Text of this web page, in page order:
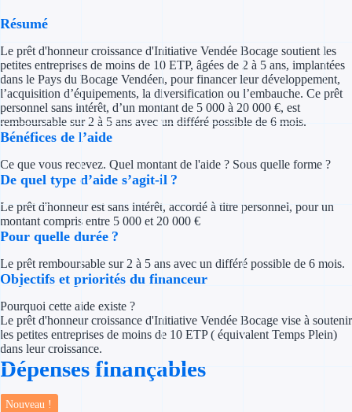
Aides sans
Subventions
Concours
Aides Fiscales et
Exonération
Résumé
Le prêt d'honneur croissance d'Initiative Vendée Bocage soutient les
petites entreprises de moins de 10 ETP, âgées de 2 à 5 ans, implantées
dans le Pays du Bocage Vendéen, pour financer leur développement,
l’acquisition d’équipements, la diversification ou l’embauche. Ce prêt
personnel sans intérêt, d’un montant de 5 000 à 20 000 €, est
remboursable sur 2 à 5 ans avec un différé possible de 6 mois.
Bénéfices de l’aide
Ce que vous recevez. Quel montant de l'aide ? Sous quelle forme ?
De quel type d’aide s’agit-il ?
Le prêt d'honneur est sans intérêt, accordé à titre personnel, pour un
montant compris entre 5 000 et 20 000 €
Pour quelle durée ?
Le prêt remboursable sur 2 à 5 ans avec un différé possible de 6 mois.
Objectifs et priorités du financeur
Pourquoi cette aide existe ?
Le prêt d'honneur croissance d'Initiative Vendée Bocage vise à soutenir
les petites entreprises de moins de 10 ETP ( équivalent Temps Plein)
dans leur croissance.
Dépenses finançables
Nouveau !